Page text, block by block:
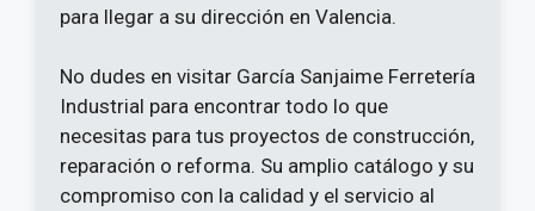
para llegar a su dirección en Valencia.
No dudes en visitar García Sanjaime Ferretería
Industrial para encontrar todo lo que
necesitas para tus proyectos de construcción,
reparación o reforma. Su amplio catálogo y su
compromiso con la calidad y el servicio al